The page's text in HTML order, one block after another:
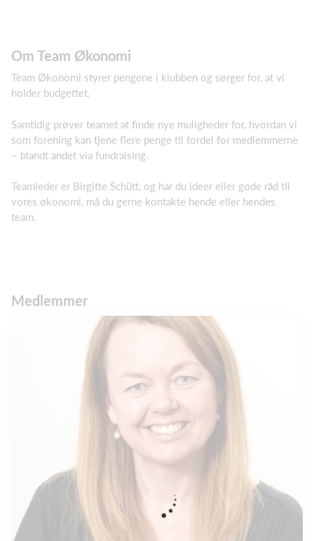
Om Team Økonomi
Team Økonomi styrer pengene i klubben og sørger for, at vi
holder budgettet.
Samtidig prøver teamet at finde nye muligheder for, hvordan vi
som forening kan tjene flere penge til fordel for medlemmerne
– blandt andet via fundraising.
Teamleder er Birgitte Schütt, og har du ideer eller gode råd til
vores økonomi, må du gerne kontakte hende eller hendes
team.
Medlemmer